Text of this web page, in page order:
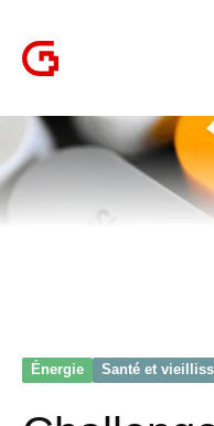
Énergie Santé et